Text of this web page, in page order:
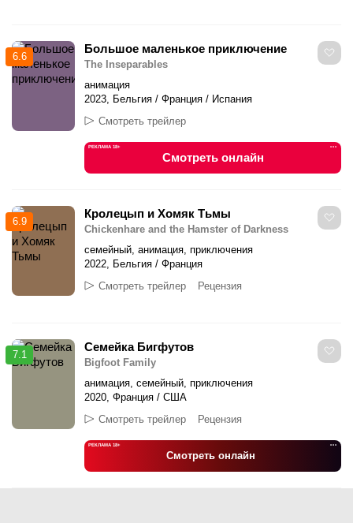
6.6
Большое маленькое приключение
The Inseparables
анимация
2023, Бельгия / Франция / Испания
Смотреть трейлер
РЕКЛАМА 18+ •••
Смотреть онлайн
6.9
Кролецып и Хомяк Тьмы
Chickenhare and the Hamster of Darkness
семейный, анимация, приключения
2022, Бельгия / Франция
Смотреть трейлер
Рецензия
7.1
Семейка Бигфутов
Bigfoot Family
анимация, семейный, приключения
2020, Франция / США
Смотреть трейлер
Рецензия
РЕКЛАМА 18+ •••
Смотреть онлайн